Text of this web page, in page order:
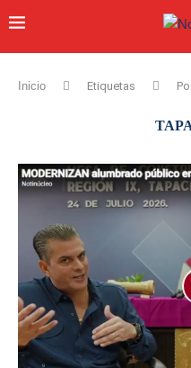
Inicio Etiquetas